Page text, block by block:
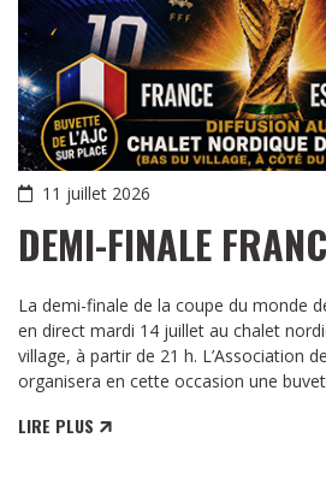
11 juillet 2026
DEMI-FINALE
La demi-finale de la coupe du monde
en direct mardi 14 juillet au chalet
village, à partir de 21 h. L’Association
organisera en cette occasion une
LIRE PLUS